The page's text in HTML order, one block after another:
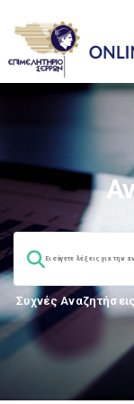
Συχνές